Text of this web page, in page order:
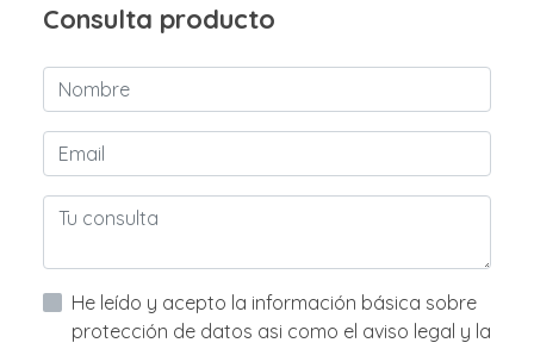
Consulta producto
He leído y acepto la información básica sobre
protección de datos asi como el aviso legal y la